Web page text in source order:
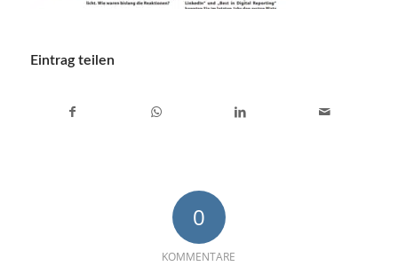
Eintrag teilen
0
KOMMENTARE